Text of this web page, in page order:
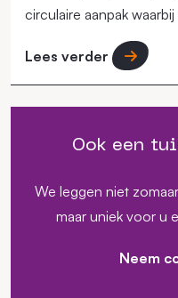
circulaire aanpak
long" in de stad moet
Lees verder
Ook een
We leggen niet
maar uniek voor u
Neem